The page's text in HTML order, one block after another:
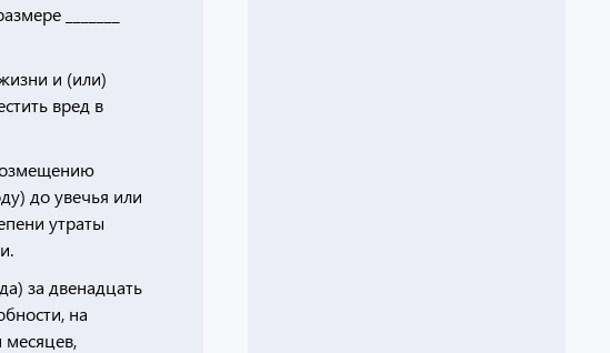
_______
и (или)
вред в
до увечья или
утраты
за двенадцать
на
месяцев,